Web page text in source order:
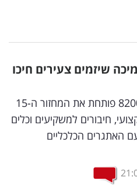
התמיכה שיזמים צעירים חיכו
תוכנית ההאצה מבית בוגרי 8200 פותחת את המחזור ה-15
חיבורים למשקיעים וכלים
האתגרים הכלכליים